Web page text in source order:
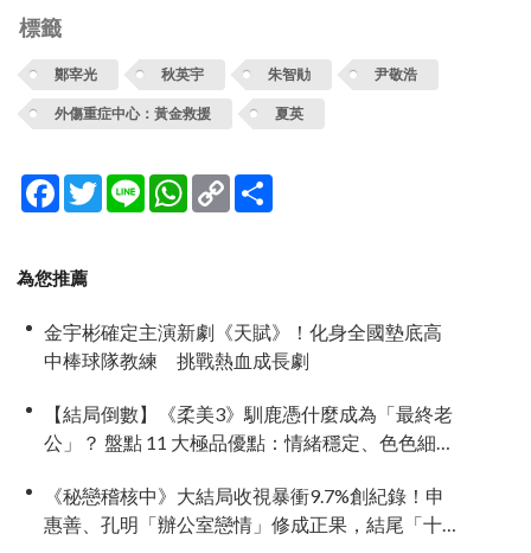
標籤
鄭宰光 秋英宇 朱智勛 尹敬浩
外傷重症中心：黃金救援 夏英
Facebook
TwitterLine WhatsApp
Copy
Link
為您推薦
金宇彬確定主演新劇《天賦》！化身全國墊底高
中棒球隊教練 挑戰熱血成長劇
【結局倒數】《柔美3》馴鹿憑什麼成為「最終老
公」？ 盤點 11 大極品優點：情緒穩定、色色細胞
《秘戀稽核中》大結局收視暴衝9.7%創紀錄！申
惠善、孔明「辦公室戀情」修成正果，結尾「十